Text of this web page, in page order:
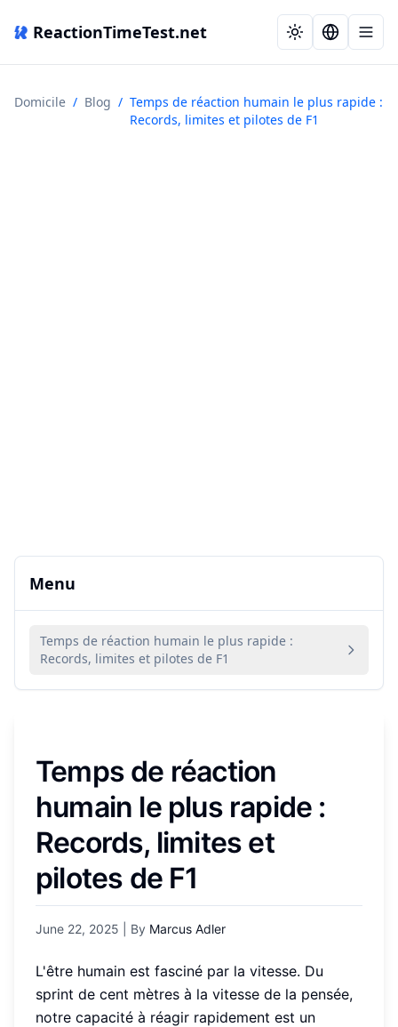
ReactionTimeTest.net
Domicile / Blog / Temps de réaction humain le plus rapide :
Records, limites et pilotes de F1
Menu
Temps de réaction humain le plus rapide :
Records, limites et pilotes de F1
Temps de réaction
humain le plus rapide :
Records, limites et
pilotes de F1
June 22, 2025 | By Marcus Adler
L'être humain est fasciné par la vitesse. Du
sprint de cent mètres à la vitesse de la pensée,
notre capacité à réagir rapidement est un